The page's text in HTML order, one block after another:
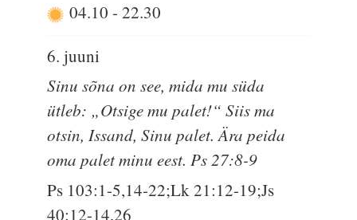
04.10 - 22.30
6. juuni
Sinu sõna on see, mida mu süda
ütleb: „Otsige mu palet!“ Siis ma
otsin, Issand, Sinu palet. Ära peida
oma palet minu eest. Ps 27:8-9
Ps 103:1-5,14-22;Lk 21:12-19;Js
40:12-14,26